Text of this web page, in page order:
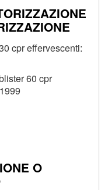
cpr effervescenti:
60 cpr
O